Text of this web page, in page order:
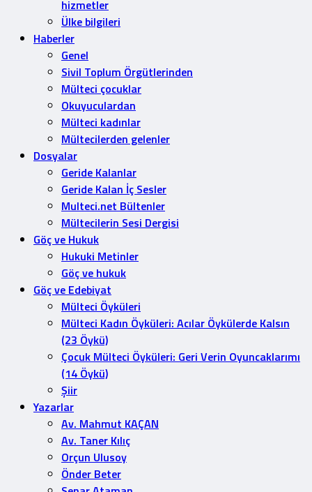
hizmetler
Ülke bilgileri
Haberler
Genel
Sivil Toplum Örgütlerinden
Mülteci çocuklar
Okuyuculardan
Mülteci kadınlar
Mültecilerden gelenler
Dosyalar
Geride Kalanlar
Geride Kalan İç Sesler
Multeci.net Bültenler
Mültecilerin Sesi Dergisi
Göç ve Hukuk
Hukuki Metinler
Göç ve hukuk
Göç ve Edebiyat
Mülteci Öyküleri
Mülteci Kadın Öyküleri: Acılar Öykülerde Kalsın
(23 Öykü)
Çocuk Mülteci Öyküleri: Geri Verin Oyuncaklarımı
(14 Öykü)
Şiir
Yazarlar
Av. Mahmut KAÇAN
Av. Taner Kılıç
Orçun Ulusoy
Önder Beter